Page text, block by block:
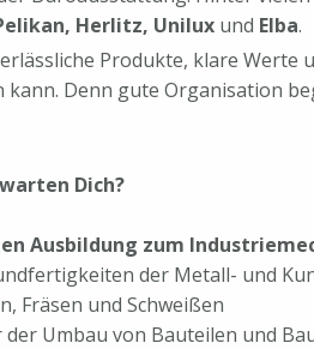
Herlitz, Unilux und Elba.
Produkte, klare Werte
kann. Denn gute Organisation
Dich?
Ausbildung zum
der Metall- und
Fräsen und Schweißen
der Umbau von Bauteilen und